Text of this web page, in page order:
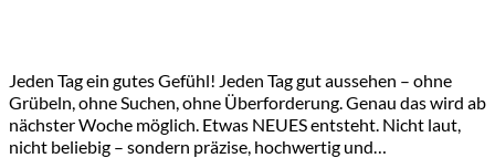
Jeden Tag ein gutes Gefühl! Jeden Tag gut aussehen – ohne
Grübeln, ohne Suchen, ohne Überforderung. Genau das wird ab
nächster Woche möglich. Etwas NEUES entsteht. Nicht laut,
nicht beliebig – sondern präzise, hochwertig und…